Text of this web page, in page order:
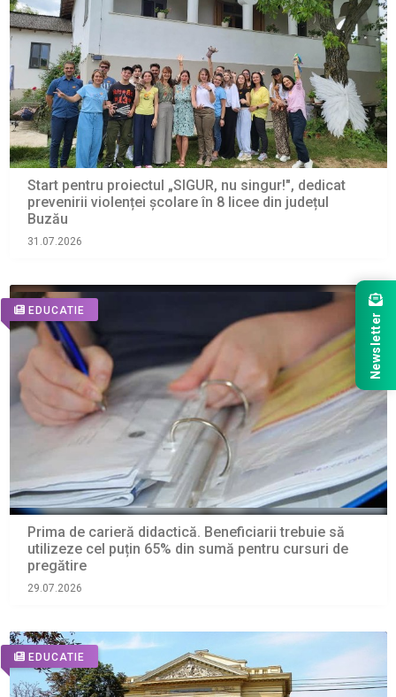
Start pentru proiectul „SIGUR, nu singur!", dedicat
prevenirii violenței școlare în 8 licee din județul
Buzău
31.07.2026
EDUCATIE
Prima de carieră didactică. Beneficiarii trebuie să
utilizeze cel puțin 65% din sumă pentru cursuri de
pregătire
29.07.2026
EDUCATIE
Newsletter